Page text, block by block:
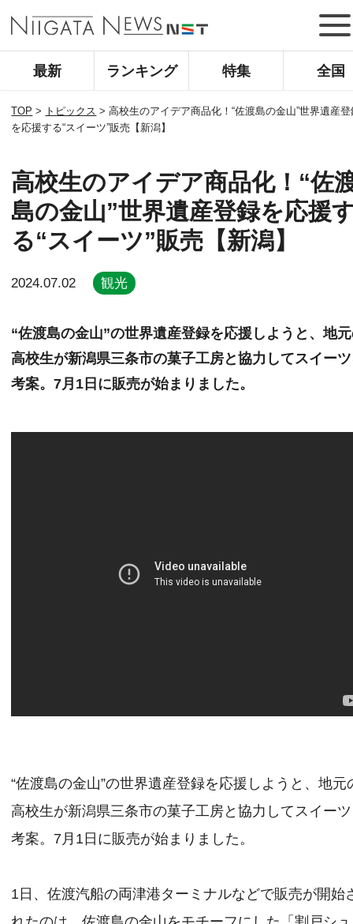
最新 ランキング 特集 全国
TOP > トピックス >高校生のアイデア商品化！“佐渡島の金山”世界遺産登
を応援する“スイーツ”販売【新潟】
高校生のアイデア商品化！“佐
島の金山”世界遺産登録を応援
る“スイーツ”販売【新潟】
2024.07.02 観光
“佐渡島の金山”の世界遺産登録を応援しようと、地
高校生が新潟県三条市の菓子工房と協力してスイー
考案。7月1日に販売が始まりました。
“佐渡島の金山”の世界遺産登録を応援しようと、地元
高校生が新潟県三条市の菓子工房と協力してスイー
考案。7月1日に販売が始まりました。
1日、佐渡汽船の両津港ターミナルなどで販売が開始